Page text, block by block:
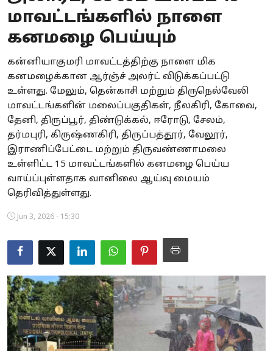
Business
Crime
Tamilnadu
National
World
Astrology
Spirituality
மாவட்டங்களில் நாளை
கனமழை பெய்யும்
கன்னியாகுமரி மாவட்டத்திற்கு நாளை மிக
கனமழைக்கான ஆர்ஞ்ச் அலர்ட் விடுக்கப்பட்டு
உள்ளது. மேலும், தென்காசி மற்றும் திருநெல்வேலி
மாவட்டங்களின் மலைப்பகுதிகள், நீலகிரி, கோவை,
தேனி, திருப்பூர், திண்டுக்கல், ஈரோடு, சேலம்,
தர்மபுரி, கிருஷ்ணகிரி, திருப்பத்தூர், வேலூர்,
இராணிப்பேட்டை மற்றும் திருவண்ணாமலை
உள்ளிட்ட 15 மாவட்டங்களில் கனமழை பெய்ய
வாய்ப்புள்ளதாக வானிலை ஆய்வு மையம்
தெரிவித்துள்ளது.
Jun 3, 2026 - 15:30